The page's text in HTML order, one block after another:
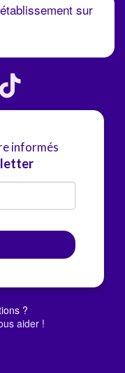
sur
informés
?
aider !